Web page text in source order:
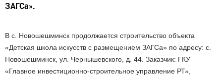
ЗАГСа».
В с. Новошешминск продолжается строительство объекта
«Детская школа искусств с размещением ЗАГСа» по адресу: с.
Новошешминск, ул. Чернышевского, д. 44. Заказчик: ГКУ
«Главное инвестиционно-строительное управление РТ»,